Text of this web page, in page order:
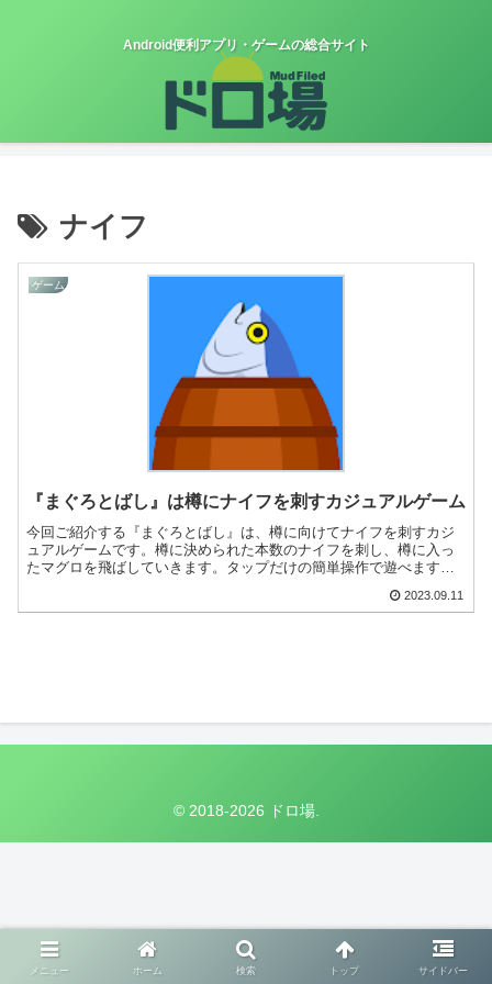
Android便利アプリ・ゲームの総合サイト
ナイフ
ゲーム
『まぐろとばし』は樽にナイフを刺すカジュアルゲーム
今回ご紹介する『まぐろとばし』は、樽に向けてナイフを刺すカジ
ュアルゲームです。樽に決められた本数のナイフを刺し、樽に入っ
たマグロを飛ばしていきます。タップだけの簡単操作で遊べます
2023.09.11
© 2018-2026 ドロ場.
メニュー ホーム 検索 トップ サイドバー